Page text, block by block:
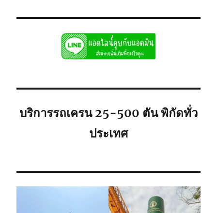
ให้
เช่า
รับ
สูง
บริการรถเครน 25-500 ตัน พิกัดทั่ว
ประเทศ